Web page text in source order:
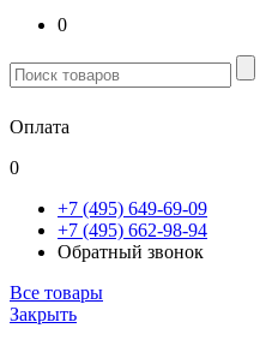
0
Оплата
0
+7 (495) 649-69-09
+7 (495) 662-98-94
Обратный звонок
Все товары
Закрыть